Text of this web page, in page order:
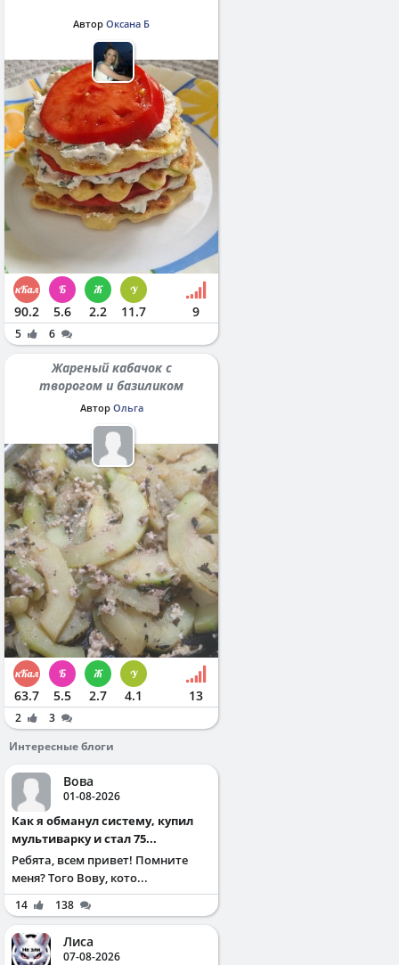
Автор Оксана Б
90.2 5.6 2.2 11.7 9
5 6
Жареный кабачок с
творогом и базиликом
Автор Ольга
63.7 5.5 2.7 4.1 13
2
3
Интересные блоги
Вова
01-08-2026
Как я обманул систему, купил
мультиварку и стал 75...
Ребята, всем привет! Помните
меня? Того Вову, кото...
14 138
Лиса
07-08-2026